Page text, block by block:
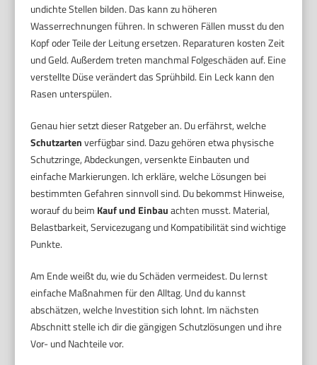
undichte Stellen bilden. Das kann zu höheren
Wasserrechnungen führen. In schweren Fällen musst du den
Kopf oder Teile der Leitung ersetzen. Reparaturen kosten Zeit
und Geld. Außerdem treten manchmal Folgeschäden auf. Eine
verstellte Düse verändert das Sprühbild. Ein Leck kann den
Rasen unterspülen.
Genau hier setzt dieser Ratgeber an. Du erfährst, welche
Schutzartenverfügbar sind. Dazu gehören etwa physische
Schutzringe, Abdeckungen, versenkte Einbauten und
einfache Markierungen. Ich erkläre, welche Lösungen bei
bestimmten Gefahren sinnvoll sind. Du bekommst Hinweise,
worauf du beim Kauf und Einbauachten musst. Material,
Belastbarkeit, Servicezugang und Kompatibilität sind wichtige
Punkte.
Am Ende weißt du, wie du Schäden vermeidest. Du lernst
einfache Maßnahmen für den Alltag. Und du kannst
abschätzen, welche Investition sich lohnt. Im nächsten
Abschnitt stelle ich dir die gängigen Schutzlösungen und ihre
Vor- und Nachteile vor.